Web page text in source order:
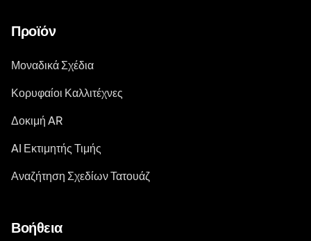
Προϊόν
Μοναδικά Σχέδια
Κορυφαίοι Καλλιτέχνες
Δοκιμή AR
AI Εκτιμητής Τιμής
Αναζήτηση Σχεδίων Τατουάζ
Βοήθεια